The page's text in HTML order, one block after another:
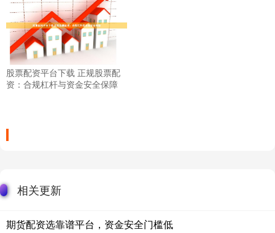
股票配资平台下载 正规股票配
资：合规杠杆与资金安全保障
相关更新
期货配资选靠谱平台，资金安全门槛低